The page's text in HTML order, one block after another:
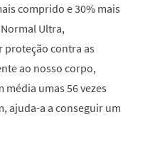
comprido e 30% mais
Ultra,
proteção contra as
ao nosso corpo,
média umas 56 vezes
ajuda-a a conseguir um